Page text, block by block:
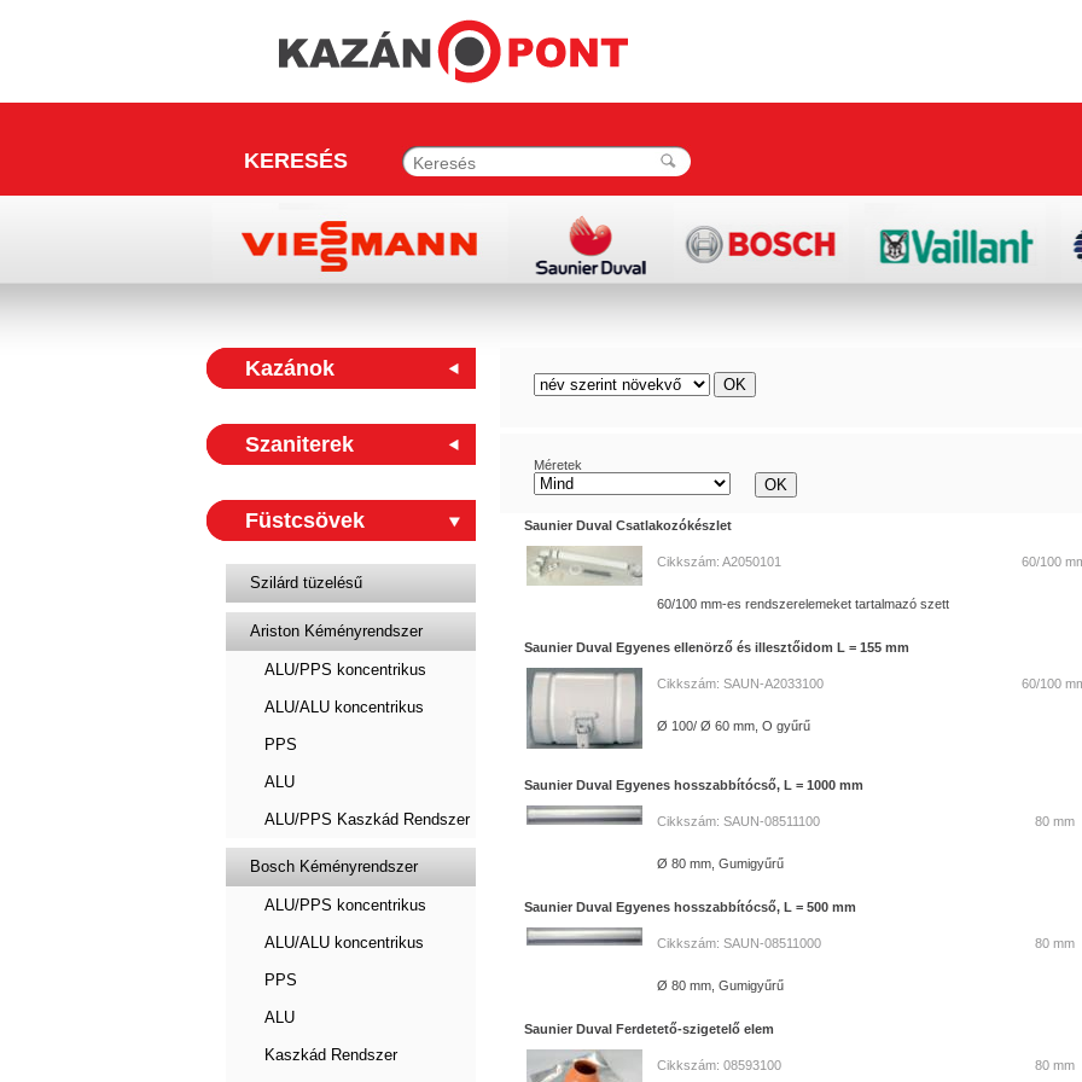
KERESÉS
Kazánok
Szaniterek
Füstcsövek
Szilárd tüzelésű
Ariston Kéményrendszer
ALU/PPS koncentrikus
ALU/ALU koncentrikus
PPS
ALU
ALU/PPS Kaszkád Rendszer
Bosch Kéményrendszer
ALU/PPS koncentrikus
ALU/ALU koncentrikus
PPS
ALU
Kaszkád Rendszer
Méretek
Saunier Duval Csatlakozókészlet
Cikkszám: A2050101 60/100
60/100 mm-es rendszerelemeket tartalmazó szett
Saunier Duval Egyenes ellenörző és illesztőidom L = 155 mm
Cikkszám: SAUN-A2033100 60/100
Ø 100/ Ø 60 mm, O gyűrű
Saunier Duval Egyenes hosszabbítócső, L = 1000 mm
Cikkszám: SAUN-08511100 80 mm
Ø 80 mm, Gumigyűrű
Saunier Duval Egyenes hosszabbítócső, L = 500 mm
Cikkszám: SAUN-08511000 80 mm
Ø 80 mm, Gumigyűrű
Saunier Duval Ferdetető-szigetelő elem
Cikkszám: 08593100 80 mm